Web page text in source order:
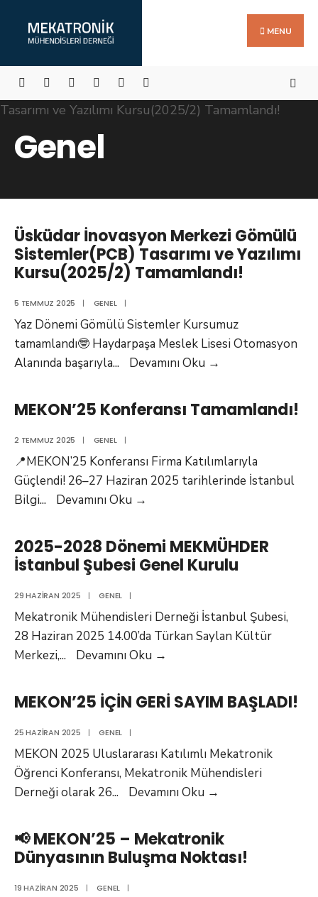
MENU
Genel
Üsküdar İnovasyon Merkezi Gömülü
Sistemler(PCB) Tasarımı ve Yazılımı
Kursu(2025/2) Tamamlandı!
5 TEMMUZ 2025 | GENEL |
Yaz Dönemi Gömülü Sistemler Kursumuz
tamamlandı🤓 Haydarpaşa Meslek Lisesi Otomasyon
Alanında başarıyla... Devamını Oku →
Merkezi
Gömülü
Tasarımı
ve
Tamamlandı!
MEKON’25 Konferansı Tamamlandı!
2 TEMMUZ 2025 | GENEL |
📍MEKON’25 Konferansı Firma Katılımlarıyla
Güçlendi! 26–27 Haziran 2025 tarihlerinde İstanbul
Bilgi... Devamını Oku →
Tamamlandı!
2025-2028 Dönemi MEKMÜHDER
İstanbul Şubesi Genel Kurulu
29 HAZIRAN 2025 | GENEL |
Mekatronik Mühendisleri Derneği İstanbul Şubesi,
28 Haziran 2025 14.00’da Türkan Saylan Kültür
Merkezi,... Devamını Oku →
Dönemi
MEKMÜHDER
Şubesi
Genel
Kurulu
MEKON’25 İÇİN GERİ SAYIM BAŞLADI!
25 HAZIRAN 2025 | GENEL |
MEKON 2025 Uluslararası Katılımlı Mekatronik
Öğrenci Konferansı, Mekatronik Mühendisleri
Derneği olarak 26... Devamını Oku →
SAYIM
BAŞLADI!
📢 MEKON’25 – Mekatronik
Dünyasının Buluşma Noktası!
19 HAZIRAN 2025 | GENEL |
for: